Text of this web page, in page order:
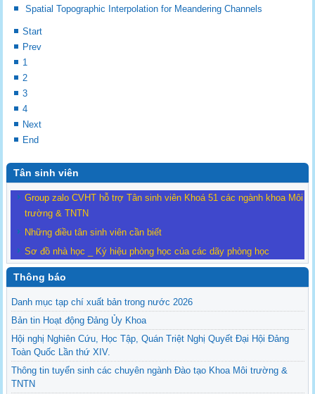
Spatial Topographic Interpolation for Meandering Channels
Start
Prev
1
2
3
4
Next
End
Tân sinh viên
Group zalo CVHT hỗ trợ Tân sinh viên Khoá 51 các ngành khoa Môi
trường & TNTN
Những điều tân sinh viên cần biết
Sơ đồ nhà học _ Ký hiệu phòng học của các dãy phòng học
Thông báo
Danh mục tạp chí xuất bản trong nước 2026
Bản tin Hoạt động Đảng Ủy Khoa
Hội nghị Nghiên Cứu, Học Tập, Quán Triệt Nghị Quyết Đại Hội Đảng
Toàn Quốc Lần thứ XIV.
Thông tin tuyển sinh các chuyên ngành Đào tạo Khoa Môi trường &
TNTN